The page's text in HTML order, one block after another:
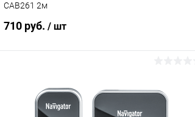
CAB261 2м
710 руб. / шт
Купить в 1 клик